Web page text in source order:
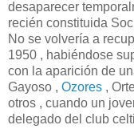
desaparecer
recién constituida
No se volvería a
1950 , habiéndose
con la aparición de
Gayoso , Ozores ,
otros , cuando un
delegado del club